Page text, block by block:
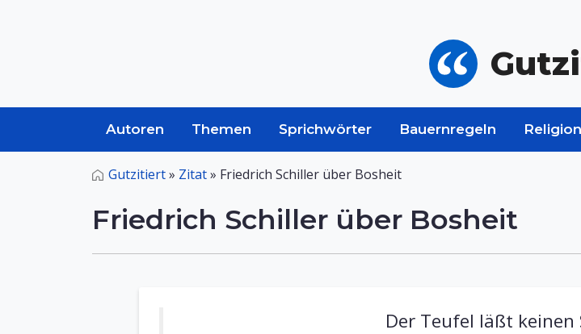
Autoren Themen Sprichwörter Bauernregeln
Gutzitiert» Zitat» Friedrich Schiller über Bosheit
Friedrich Schiller über Bosheit
Der Teufel läßt keinen